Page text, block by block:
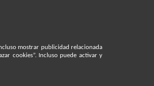
mostrar publicidad relacionada
cookies”. Incluso puede activar y